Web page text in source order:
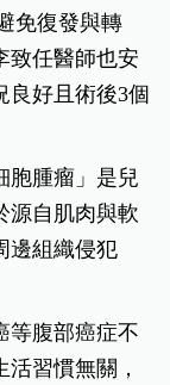
免復發與轉
致任醫師也安
良好且術後3個
胞腫瘤」是兒
源自肌肉與軟
邊組織侵犯
等腹部癌症不
習慣無關，